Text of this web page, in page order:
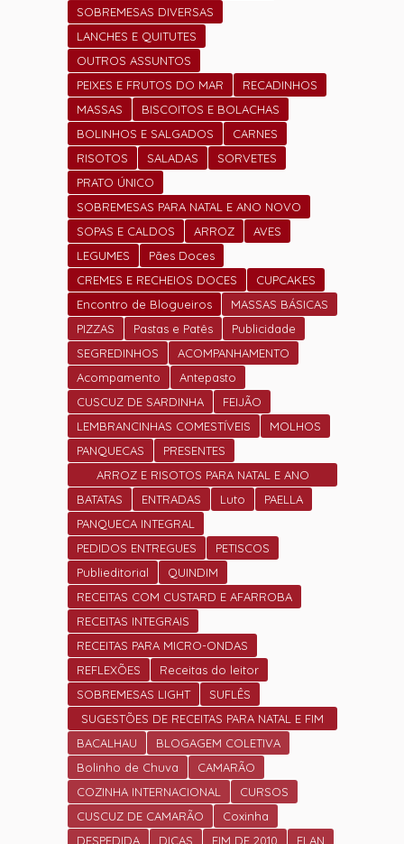
SOBREMESAS DIVERSAS
LANCHES E QUITUTES
OUTROS ASSUNTOS
PEIXES E FRUTOS DO MAR
RECADINHOS
MASSAS
BISCOITOS E BOLACHAS
BOLINHOS E SALGADOS
CARNES
RISOTOS
SALADAS
SORVETES
PRATO ÚNICO
SOBREMESAS PARA NATAL E ANO NOVO
SOPAS E CALDOS
ARROZ
AVES
LEGUMES
Pães Doces
CREMES E RECHEIOS DOCES
CUPCAKES
Encontro de Blogueiros
MASSAS BÁSICAS
PIZZAS
Pastas e Patês
Publicidade
SEGREDINHOS
ACOMPANHAMENTO
Acompamento
Antepasto
CUSCUZ DE SARDINHA
FEIJÃO
LEMBRANCINHAS COMESTÍVEIS
MOLHOS
PANQUECAS
PRESENTES
ARROZ E RISOTOS PARA NATAL E ANO
NOVO
BATATAS ENTRADAS Luto
PAELLA
PANQUECA INTEGRAL
PEDIDOS ENTREGUES
PETISCOS
Publieditorial
QUINDIM
RECEITAS COM CUSTARD E AFARROBA
RECEITAS INTEGRAIS
RECEITAS PARA MICRO-ONDAS
REFLEXÕES
Receitas do leitor
SOBREMESAS LIGHT
SUFLÊS
SUGESTÕES DE RECEITAS PARA NATAL E FIM
DE ANO.
BACALHAU
BLOGAGEM COLETIVA
Bolinho de Chuva
CAMARÃO
COZINHA INTERNACIONAL
CURSOS
CUSCUZ DE CAMARÃO
Coxinha
DESPEDIDA
DICAS FIM DE 2010
FLAN